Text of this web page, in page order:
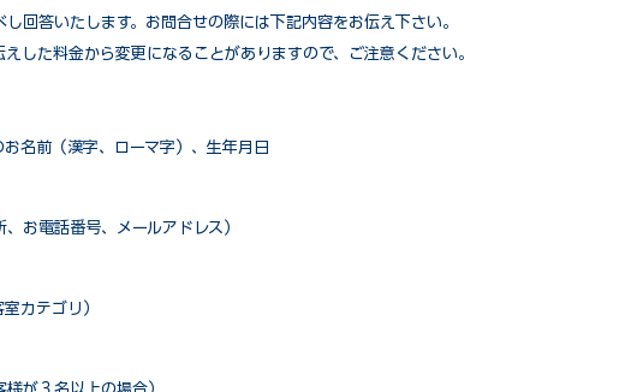
回答いたします。お問合せの際には下記内容をお伝え下さい。
した料金から変更になることがありますので、ご注意ください。
名前（漢字、ローマ字）、生年月日
お電話番号、メールアドレス）
カテゴリ）